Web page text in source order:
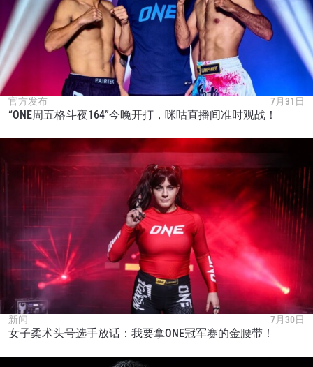
官方发布 7月31日
“ONE周五格斗夜164”今晚开打，咪咕直播间准时观战！
新闻 7月30日
女子柔术头号选手放话：我要拿ONE冠军赛的金腰带！